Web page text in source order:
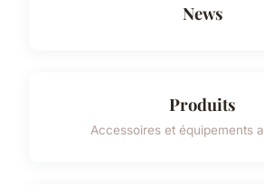
News
Produits
Accessoires et équipements